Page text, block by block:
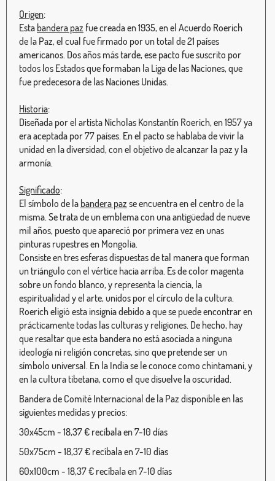
Origen:
Esta bandera paz fue creada en 1935, en el Acuerdo Roerich
de la Paz, el cual fue firmado por un total de 21 países
americanos. Dos años más tarde, ese pacto fue suscrito por
todos los Estados que formaban la Liga de las Naciones, que
fue predecesora de las Naciones Unidas.
Historia:
Diseñada por el artista Nicholas Konstantín Roerich, en 1957 ya
era aceptada por 77 países. En el pacto se hablaba de vivir la
unidad en la diversidad, con el objetivo de alcanzar la paz y la
armonía.
Significado:
El símbolo de la bandera pazse encuentra en el centro de la
misma. Se trata de un emblema con una antigüedad de nueve
mil años, puesto que apareció por primera vez en unas
pinturas rupestres en Mongolia.
Consiste en tres esferas dispuestas de tal manera que forman
un triángulo con el vértice hacia arriba. Es de color magenta
sobre un fondo blanco, y representa la ciencia, la
espiritualidad y el arte, unidos por el círculo de la cultura.
Roerich eligió esta insignia debido a que se puede encontrar en
prácticamente todas las culturas y religiones. De hecho, hay
que resaltar que esta bandera no está asociada a ninguna
ideología ni religión concretas, sino que pretende ser un
símbolo universal. En la India se le conoce como chintamani, y
en la cultura tibetana, como el que disuelve la oscuridad.
Bandera de Comité Internacional de la Paz disponible en las
siguientes medidas y precios:
30x45cm - 18,37 € recíbala en 7-10 días
50x75cm - 18,37 € recíbala en 7-10 días
60x100cm - 18,37 € recíbala en 7-10 días